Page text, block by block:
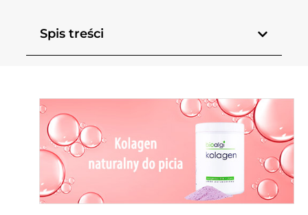
Spis treści